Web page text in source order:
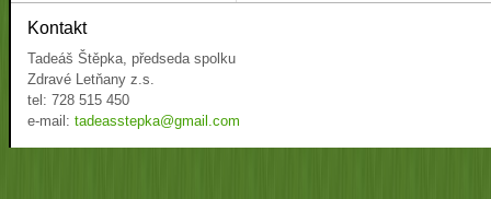
Kontakt
Tadeáš Štěpka, předseda spolku
Zdravé Letňany z.s.
tel: 728 515 450
e-mail: tadeasstepka@gmail.com